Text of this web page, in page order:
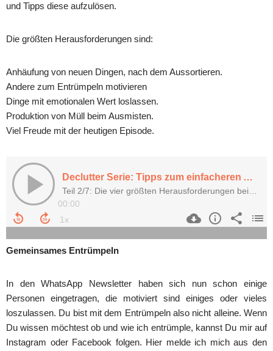
und Tipps diese aufzulösen.
Die größten Herausforderungen sind:
Anhäufung von neuen Dingen, nach dem Aussortieren.
Andere zum Entrümpeln motivieren
Dinge mit emotionalen Wert loslassen.
Produktion von Müll beim Ausmisten.
Viel Freude mit der heutigen Episode.
Gemeinsames Entrümpeln
In den WhatsApp Newsletter haben sich nun schon einige
Personen eingetragen, die motiviert sind einiges oder vieles
loszulassen. Du bist mit dem Entrümpeln also nicht alleine. Wenn
Du wissen möchtest ob und wie ich entrümple, kannst Du mir auf
Instagram oder Facebook folgen. Hier melde ich mich aus den